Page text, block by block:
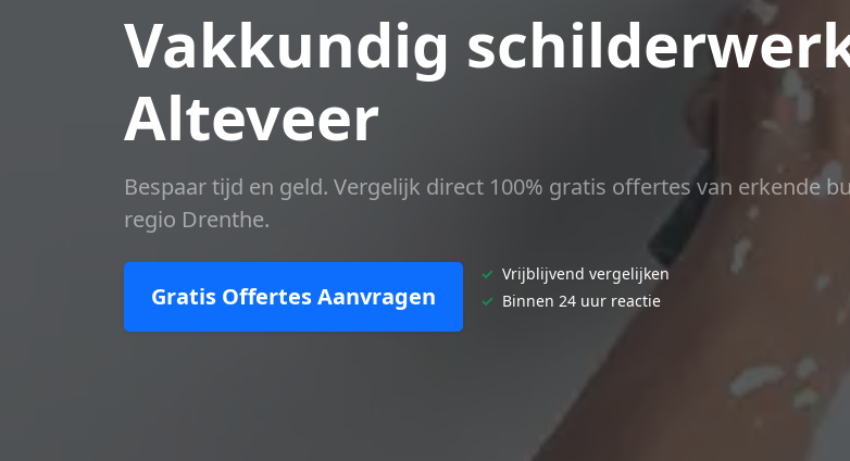
Vakkundig
Alteveer
Bespaar tijd en geld. Vergelijk direct 100% gratis offertes van erkende
regio Drenthe.
Gratis Offertes Aanvragen
✓ Vrijblijvend vergelijken
✓ Binnen 24 uur reactie